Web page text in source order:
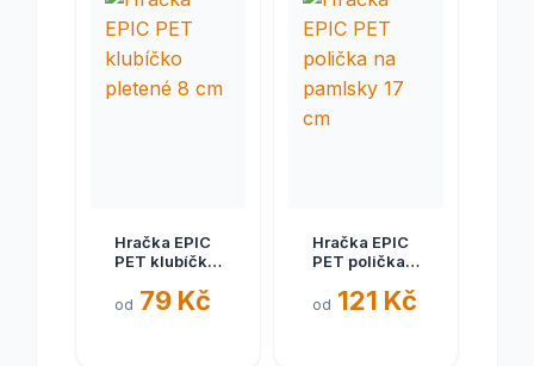
Hračka EPIC
PET klubíčko
od 79 Kč
Hračka EPIC
PET polička
17 cm
od 121 Kč